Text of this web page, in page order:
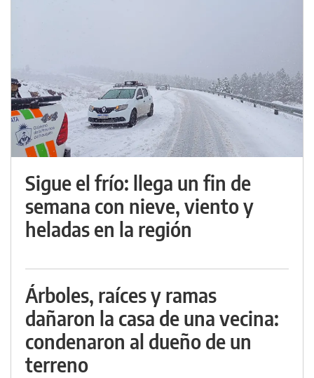
Sigue el frío: llega un fin de
semana con nieve, viento y
heladas en la región
Árboles, raíces y ramas
dañaron la casa de una vecina:
condenaron al dueño de un
terreno